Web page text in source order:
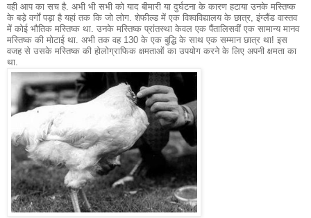
वही आप का सच है. अभी भी सभी को याद बीमारी या दुर्घटना के कारण हटाया उनके मस्तिष्क
के बड़े वर्गों पड़ा है यहां तक ​​कि जो लोग. शेफील्ड में एक विश्वविद्यालय के छात्र, इंग्लैंड वास्तव
में कोई भौतिक मस्तिष्क था. उनके मस्तिष्क प्रांतस्था केवल एक पैंतालिसवीं एक सामान्य मानव
मस्तिष्क की मोटाई था. अभी तक वह 130 के एक बुद्धि के साथ एक सम्मान छात्र था! इस
वजह से उसके मस्तिष्क की होलोग्राफिक क्षमताओं का उपयोग करने के लिए अपनी क्षमता का
था.